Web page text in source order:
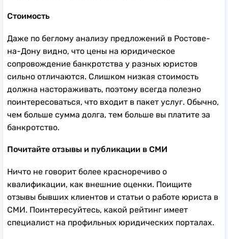
Стоимость
Даже по беглому анализу предложений в Ростове-
на-Дону видно, что цены на юридическое
сопровождение банкротства у разных юристов
сильно отличаются. Слишком низкая стоимость
должна настораживать, поэтому всегда полезно
поинтересоваться, что входит в пакет услуг. Обычно,
чем больше сумма долга, тем больше вы платите за
банкротство.
Почитайте отзывы и публикации в СМИ
Ничто не говорит более красноречиво о
квалификации, как внешние оценки. Поищите
отзывы бывших клиентов и статьи о работе юриста в
СМИ. Поинтересуйтесь, какой рейтинг имеет
специалист на профильных юридических порталах.